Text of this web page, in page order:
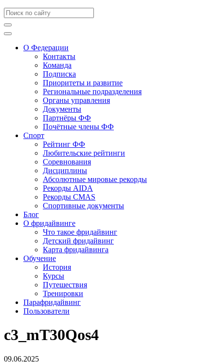
О Федерации
Контакты
Команда
Подписка
Приоритеты и развитие
Региональные подразделения
Органы управления
Документы
Партнёры ФФ
Почётные члены ФФ
Спорт
Рейтинг ФФ
Любительские рейтинги
Соревнования
Дисциплины
Абсолютные мировые рекорды
Рекорды AIDA
Рекорды CMAS
Спортивные документы
Блог
О фридайвинге
Что такое фридайвинг
Детский фридайвинг
Карта фридайвинга
Обучение
История
Курсы
Путешествия
Тренировки
Парафридайвинг
Пользователи
c3_mT30Qos4
09.06.2025